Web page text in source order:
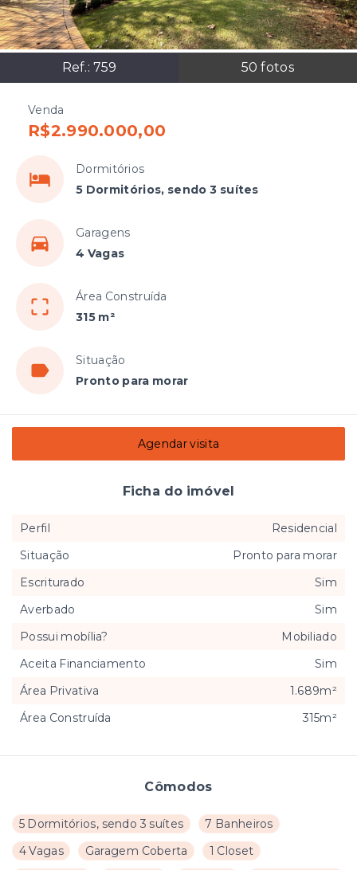
Ref.: 759 50 fotos
Venda
R$2.990.000,00
Dormitórios
5 Dormitórios, sendo 3 suítes
Garagens
4 Vagas
Área Construída
315 m²
Situação
Pronto para morar
Cômodos
5 Dormitórios, sendo 3 suítes
7 Banheiros
4 Vagas
Garagem Coberta
1 Closet
Agendar visita
Ficha do imóvel
Perfil
Residencial
Situação
Pronto para morar
Escriturado
Sim
Averbado
Sim
Possui mobília?
Mobiliado
Aceita Financiamento
Sim
Área Privativa
1.689m²
Área Construída
315m²